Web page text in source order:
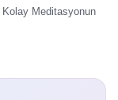
Kolay Meditasyonun